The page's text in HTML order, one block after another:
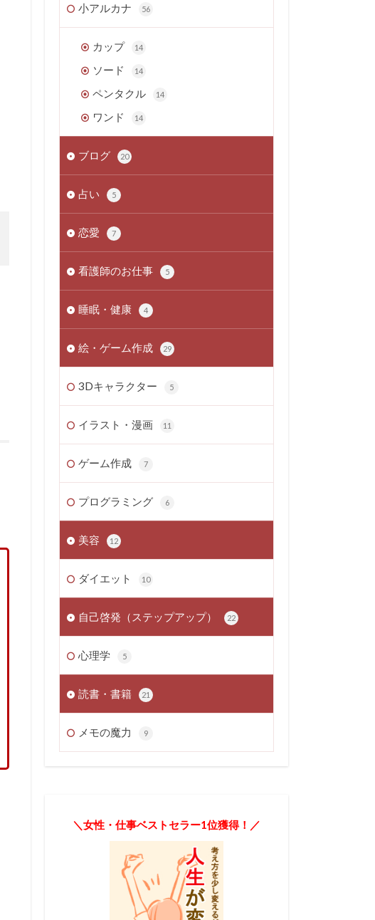
小アルカナ 56
カップ 14
ソード 14
ペンタクル 14
ワンド 14
ブログ 20
占い 5
恋愛 7
看護師のお仕事 5
睡眠・健康 4
絵・ゲーム作成 29
3Dキャラクター 5
イラスト・漫画 11
ゲーム作成 7
プログラミング 6
美容 12
ダイエット 10
自己啓発（ステップアップ） 22
心理学 5
読書・書籍 21
メモの魔力 9
＼女性・仕事ベストセラー1位獲得！／